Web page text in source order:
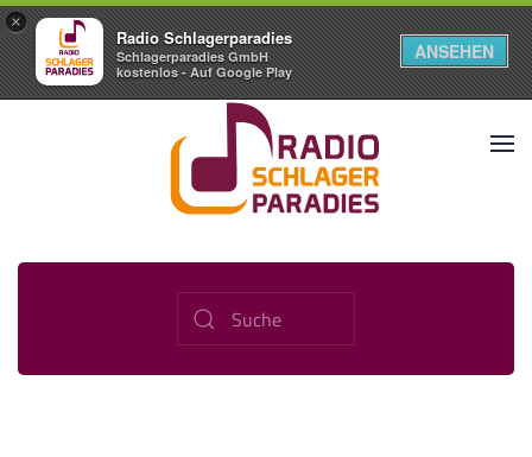
×
Radio Schlagerparadies
Schlagerparadies GmbH
kostenlos - Auf Google Play
ANSEHEN